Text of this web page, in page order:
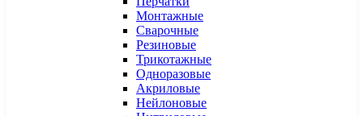
Монтажные
Сварочные
Резиновые
Трикотажные
Одноразовые
Акриловые
Нейлоновые